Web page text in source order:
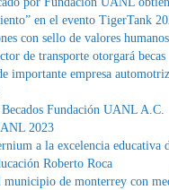
en el evento TigerTank
con sello de valores humanos
de transporte otorgará becas
importante empresa
Fundación UANL A.C.
2023
a la excelencia educativa
Roberto Roca
municipio de monterrey con